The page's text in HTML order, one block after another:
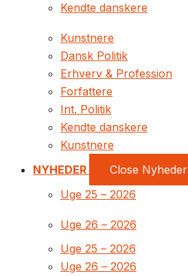
Kendte danskere
Kunstnere
Dansk Politik
Erhverv & Profession
Forfattere
Int. Politik
Kendte danskere
Kunstnere
NYHEDER
Close Nyheder
Uge 25 – 2026
Uge 26 – 2026
Uge 25 – 2026
Uge 26 – 2026